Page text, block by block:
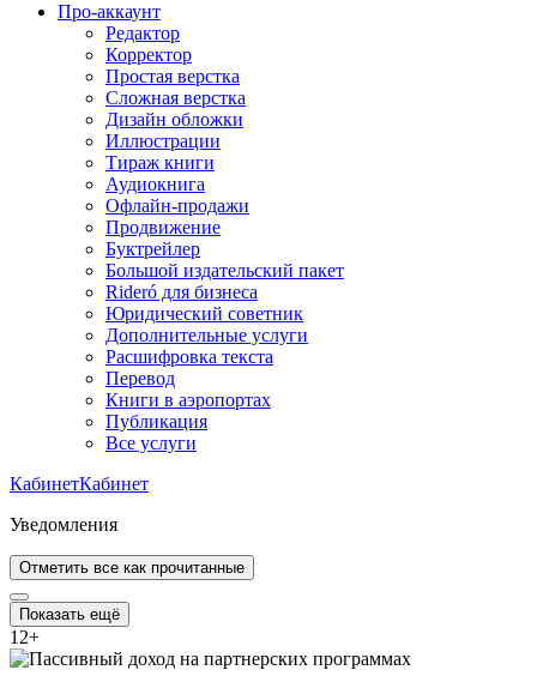
Про-аккаунт
Редактор
Корректор
Простая верстка
Сложная верстка
Дизайн обложки
Иллюстрации
Тираж книги
Аудиокнига
Офлайн-продажи
Продвижение
Буктрейлер
Большой издательский пакет
Rideró для бизнеса
Юридический советник
Дополнительные услуги
Расшифровка текста
Перевод
Книги в аэропортах
Публикация
Все услуги
КабинетКабинет
Уведомления
Отметить все как прочитанные
Показать ещё
12+